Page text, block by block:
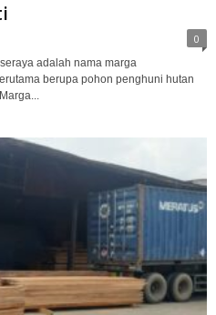
0
adalah nama marga
berupa pohon penghuni hutan